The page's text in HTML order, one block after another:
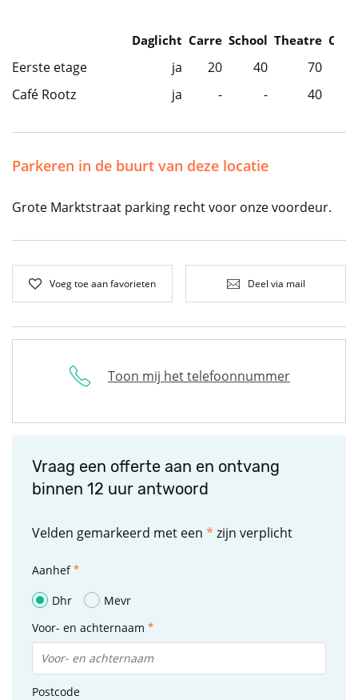
Daglicht Carre School Theatre
Eerste etage ja 20 40
70
Café Rootz
ja - - 40
Parkeren in de buurt van deze locatie
Grote Marktstraat parking recht voor onze voordeur.
Voeg toe aan favorieten Deel via mail
Toon mij het telefoonnummer
Vraag een offerte aan en ontvang
binnen 12 uur antwoord
Velden gemarkeerd met een * zijn verplicht
Aanhef
Dhr
Mevr
Voor- en achternaam
Postcode